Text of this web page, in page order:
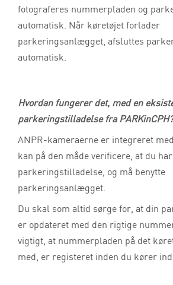
fotograferes nummerpladen og
automatisk. Når køretøjet forlader
parkeringsanlægget, afsluttes
automatisk.
Hvordan fungerer det, med en
parkeringstilladelse fra PARKinCPH?
ANPR-kameraerne er integreret
kan på den måde verificere, at du
parkeringstilladelse, og må benytte
parkeringsanlægget.
Du skal som altid sørge for, at din
er opdateret med den rigtige
vigtigt, at nummerpladen på det
med, er registeret inden du kører ind.